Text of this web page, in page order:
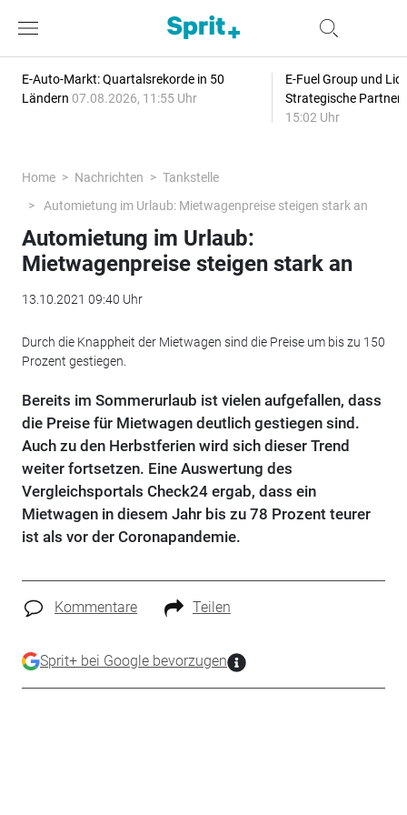
E-Auto-Markt: Quartalsrekorde in 50
Ländern 07.08.2026, 11:55 Uhr
E-Fuel Group und
Strategische
15:02 Uhr
Home Nachrichten
Tankstelle
Automietung im Urlaub: Mietwagenpreise steigen stark an
Automietung im Urlaub:
Mietwagenpreise steigen stark an
13.10.2021 09:40 Uhr
Durch die Knappheit der Mietwagen sind die Preise um bis zu 150
Prozent gestiegen.
Bereits im Sommerurlaub ist vielen aufgefallen, dass
die Preise für Mietwagen deutlich gestiegen sind.
Auch zu den Herbstferien wird sich dieser Trend
weiter fortsetzen. Eine Auswertung des
Vergleichsportals Check24 ergab, dass ein
Mietwagen in diesem Jahr bis zu 78 Prozent teurer
ist als vor der Coronapandemie.
Kommentare Teilen
Sprit+ bei Google bevorzugen